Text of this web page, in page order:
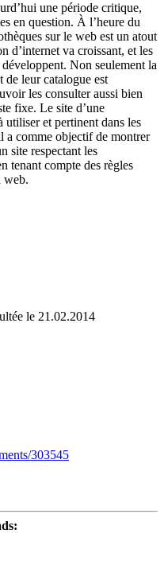
une période critique,
en question. À l’heure du
sur le web est un atout
d’internet va croissant, et les
Non seulement la
de leur catalogue est
les consulter aussi bien
fixe. Le site d’une
et pertinent dans les
a comme objectif de montrer
site respectant les
tenant compte des règles
web.
le 21.02.2014
303545